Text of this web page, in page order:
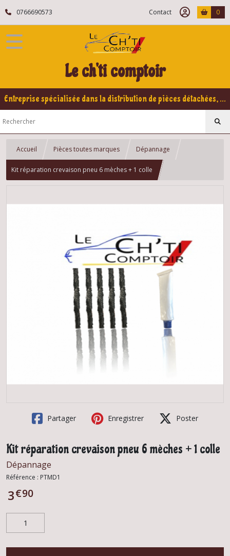
0766690573 Contact 0
Le ch'ti comptoir
Entreprise spécialisée dans la distribution de pièces détachées, refabrication pour voitures Yountimers Peugeot 205 GTI, 309 GTI - GTI16
Accueil Pièces toutes marques Dépannage
Kit réparation crevaison pneu 6 mèches + 1 colle
Partager Enregistrer Poster
Kit réparation crevaison pneu 6 mèches + 1 colle
Dépannage
Référence : PTMD1
3€90